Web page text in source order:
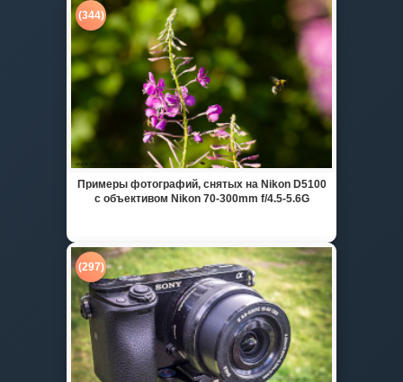
(344)
Примеры фотографий, снятых на Nikon D5100
с объективом Nikon 70-300mm f/4.5-5.6G
(297)